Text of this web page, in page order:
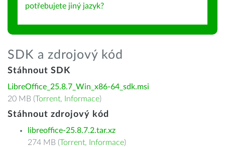
potřebujete jiný jazyk?
SDK a zdrojový kód
Stáhnout SDK
LibreOffice_25.8.7_Win_x86-64_sdk.msi
20 MB (Torrent, Informace)
Stáhnout zdrojový kód
libreoffice-25.8.7.2.tar.xz
274 MB (Torrent, Informace)